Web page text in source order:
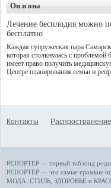
Он и она
Лечение бесплодия можно
бесплатно
Каждая супружеская пара
которая столкнулась с проблемой
имеет право получить
Центре планирования семьи и
Контакты Распространение
РЕПОРТЕР — первый таблоид
РЕПОРТЕР — это самые громкие
МОДА, СТИЛЬ ЗДОРОВЬЕ и